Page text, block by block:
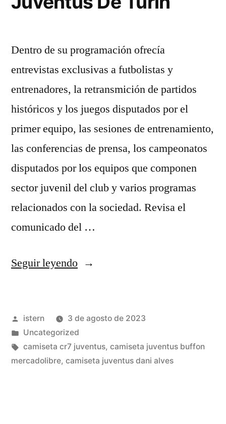
Dentro de su programación ofrecía
entrevistas exclusivas a futbolistas y
entrenadores, la retransmición de partidos
históricos y los juegos disputados por el
primer equipo, las sesiones de entrenamiento,
las conferencias de prensa, los campeonatos
disputados por los equipos que componen
sector juvenil del club y varios programas
relacionados con la sociedad. Revisa el
comunicado del …
Seguir leyendo«Juventus
Publicado
por
istern
3 de agosto de 2023
Publicado
en
Uncategorized
Etiquetas:
camiseta cr7 juventus, camiseta juventus buffon
mercadolibre, camiseta juventus dani alves